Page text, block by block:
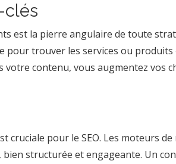
clés
est la pierre angulaire de toute
pour trouver les services ou
contenu, vous augmentez vos
cruciale pour le SEO. Les moteurs
structurée et engageante. Un